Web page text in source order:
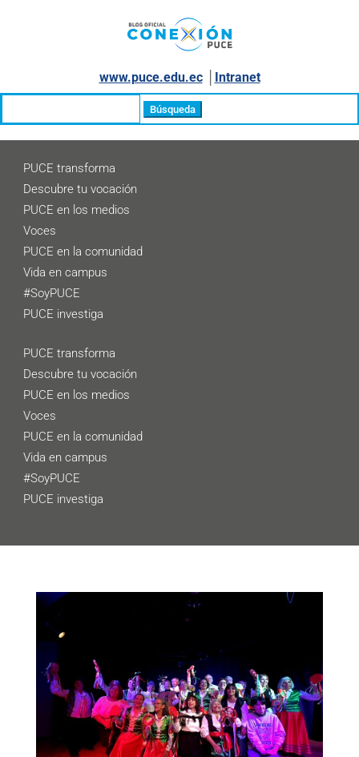
www.puce.edu.ec│ Intranet
PUCE transforma
Descubre tu vocación
PUCE en los medios
Voces
PUCE en la comunidad
Vida en campus
#SoyPUCE
PUCE investiga
PUCE transforma
Descubre tu vocación
PUCE en los medios
Voces
PUCE en la comunidad
Vida en campus
#SoyPUCE
PUCE investiga